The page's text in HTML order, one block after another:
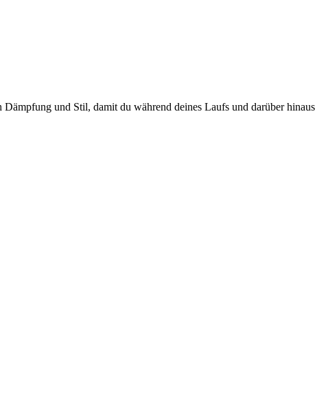
und Stil, damit du während deines Laufs und darüber hinaus